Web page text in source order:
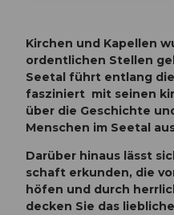
Kirchen und Kapellen
ordent­lichen Stellen
Seetal führt entlang
fas­ziniert mit seinen
über die Geschichte
Menschen im Seetal
Darüber hinaus lässt
schaft erkun­den, die
höfen und durch
decken Sie das